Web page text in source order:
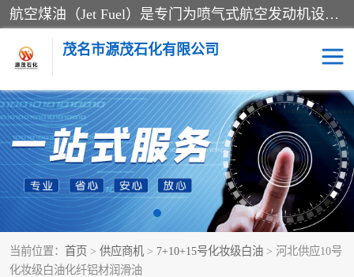
航空煤油（Jet Fuel）是专门为喷气式航空发动机设计的高纯度燃料，主要分为Jet A、Jet A-1和Jet B等类型。其特点是闪点高、低温流动性好，并添加了抗静电剂和抗氧化剂以确保飞行安全。航空煤油需
茂名市源茂石化有限公司
当前位置： 首页 > 供应商机 > 7+10+15号化妆级白油 > 河北供应10号
化妆级白油化纤铝材润滑油
RP3航空煤油 D20+D30溶剂油
D40+D60溶剂油 D80+D100溶剂油
6号+120号溶剂油 260号溶剂油
异构烷烃 天然乳胶